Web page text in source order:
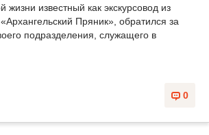
жизни известный как экскурсовод из
Пряник», обратился за
подразделения, служащего в
0